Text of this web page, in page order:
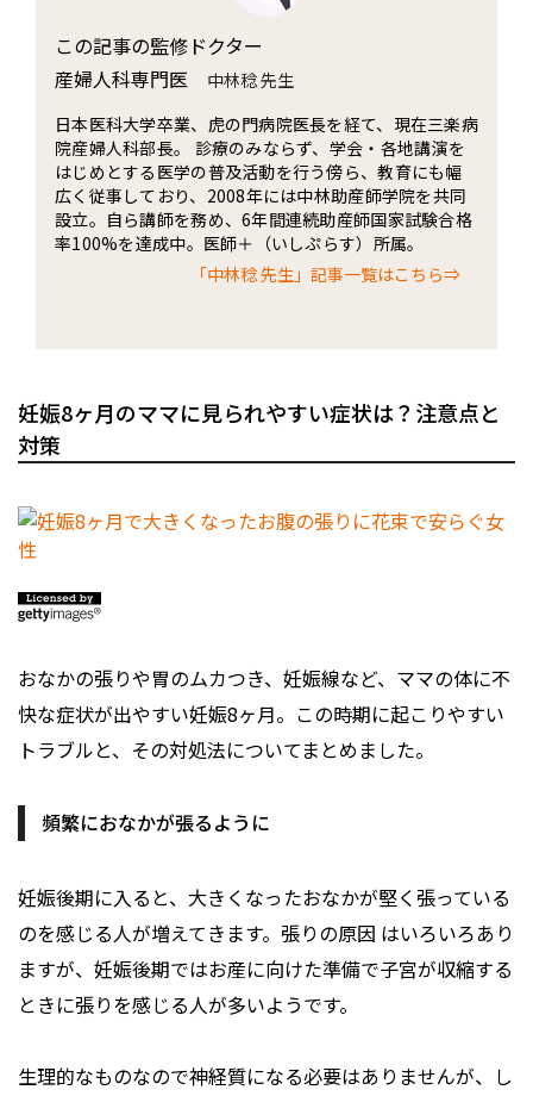
この記事の監修ドクター
産婦人科専門医
中林稔 先生
日本医科大学卒業、虎の門病院医長を経て、現在三楽病
院産婦人科部長。 診療のみならず、学会・各地講演を
はじめとする医学の普及活動を行う傍ら、教育にも幅
広く従事しており、2008年には中林助産師学院を共同
設立。自ら講師を務め、6年間連続助産師国家試験合格
率100%を達成中。医師＋（いしぷらす）所属。
「中林稔 先生」記事一覧はこちら⇒
妊娠8ヶ月のママに見られやすい症状は？注意点と
対策
おなかの張りや胃のムカつき、妊娠線など、ママの体に不
快な症状が出やすい妊娠8ヶ月。この時期に起こりやすい
トラブルと、その対処法についてまとめました。
頻繁におなかが張るように
妊娠後期に入ると、大きくなったおなかが堅く張っている
のを感じる人が増えてきます。張りの原因 はいろいろあり
ますが、妊娠後期ではお産に向けた準備で子宮が収縮する
ときに張りを感じる人が多いようです。
生理的なものなので神経質になる必要はありませんが、し